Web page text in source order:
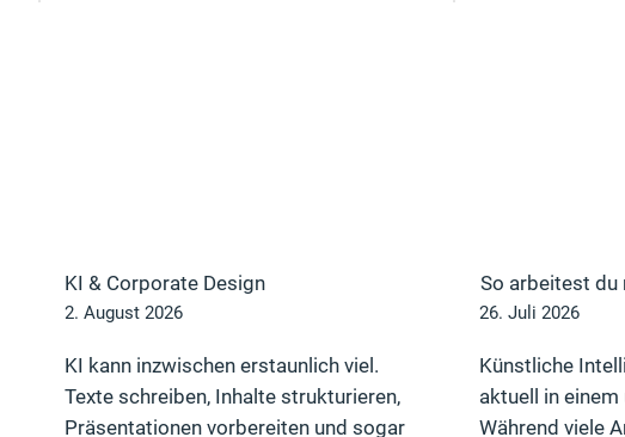
KI & Corporate Design
2. August 2026
KI kann inzwischen erstaunlich viel.
Texte schreiben, Inhalte strukturieren,
Präsentationen vorbereiten und sogar
So arbeitest
26. Juli 2026
Künstliche
aktuell in
Während viele